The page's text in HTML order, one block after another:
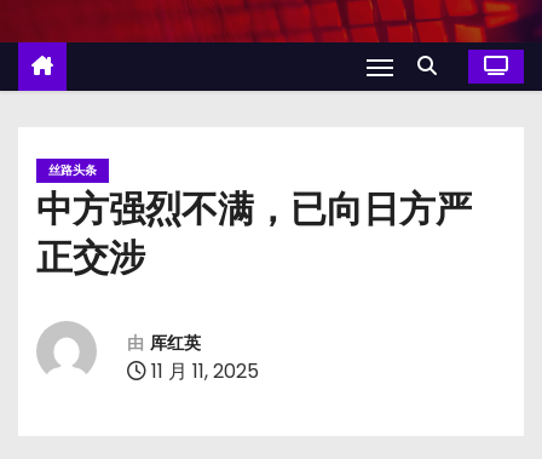
丝路头条
中方强烈不满，已向日方严
正交涉
由 厍红英
11 月 11, 2025